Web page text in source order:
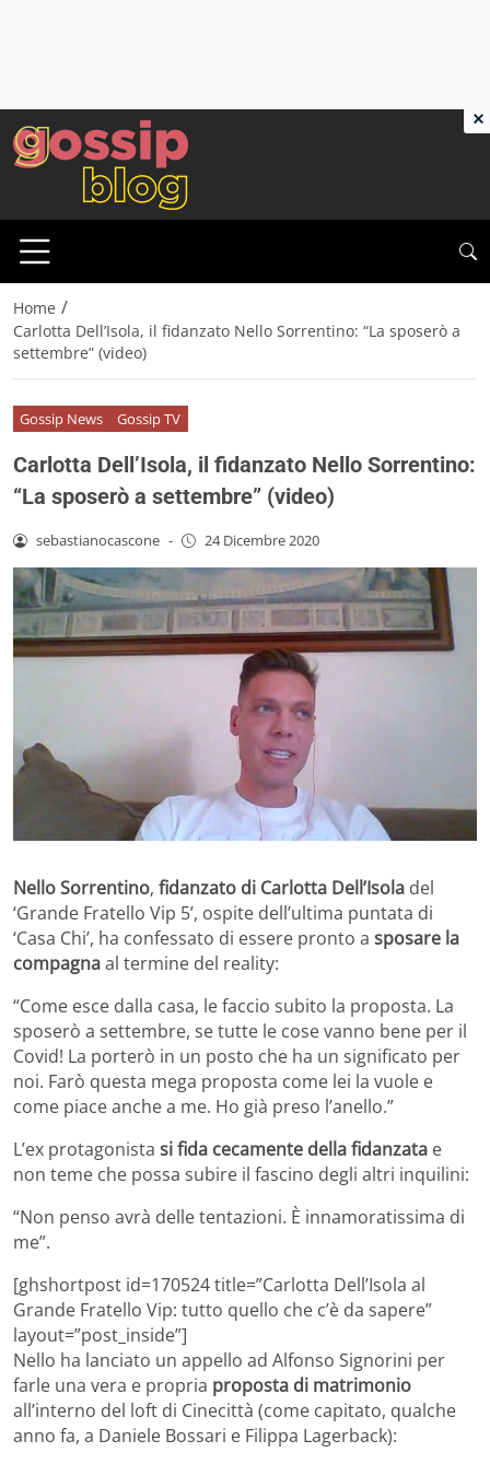
Home /
Carlotta Dell’Isola, il fidanzato Nello Sorrentino: “La sposerò a
settembre” (video)
Gossip News Gossip TV
Carlotta Dell’Isola, il fidanzato Nello Sorrentino:
“La sposerò a settembre” (video)
sebastianocascone - 24 Dicembre 2020
Nello Sorrentino, fidanzato di Carlotta Dell’Isola del
‘Grande Fratello Vip 5’, ospite dell’ultima puntata di
‘Casa Chi’, ha confessato di essere pronto a sposare la
compagnaal termine del reality:
“Come esce dalla casa, le faccio subito la proposta. La
sposerò a settembre, se tutte le cose vanno bene per il
Covid! La porterò in un posto che ha un significato per
noi. Farò questa mega proposta come lei la vuole e
come piace anche a me. Ho già preso l’anello.”
L’ex protagonista si fida cecamente della fidanzata e
non teme che possa subire il fascino degli altri inquilini:
“Non penso avrà delle tentazioni. È innamoratissima di
me”.
[ghshortpost id=170524 title=”Carlotta Dell’Isola al
Grande Fratello Vip: tutto quello che c’è da sapere”
layout=”post_inside”]
Nello ha lanciato un appello ad Alfonso Signorini per
farle una vera e propria proposta di matrimonio
all’interno del loft di Cinecittà (come capitato, qualche
anno fa, a Daniele Bossari e Filippa Lagerback):
×